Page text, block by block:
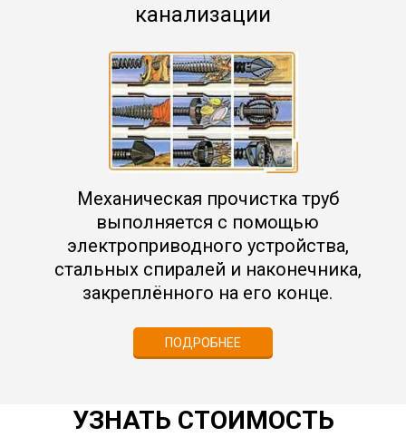
канализации
Механическая прочистка труб
выполняется с помощью
электроприводного устройства,
стальных спиралей и наконечника,
закреплённого на его конце.
ПОДРОБНЕЕ
УЗНАТЬ СТОИМОСТЬ